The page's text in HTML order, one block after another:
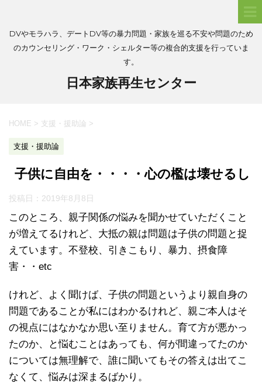
DVやモラハラ、デートDV等の暴力問題・家族を巡る不安や問題のため
のカウンセリング・ワーク・シェルター等の複合的支援を行っていま
す。
日本家族再生センター
HOME > 支援・援助論 >
支援・援助論
子供に自由を・・・・心の檻は壊せるし
投稿日： 2019年8月8日
このところ、親子関係の悩みを聞かせていただくこと
が増えてるけれど、大抵の親は問題は子供の問題と捉
えています。不登校、引きこもり、暴力、摂食障
害・・etc
けれど、よく聞けば、子供の問題というより親自身の
問題であることが私にはわかるけれど、親ご本人はそ
の視点にはなかなか思い至りません。育て方が悪かっ
たのか、と悩むことはあっても、何が間違ってたのか
については無理解で、誰に聞いてもその答えは出てこ
なくて、悩みは深まるばかり。